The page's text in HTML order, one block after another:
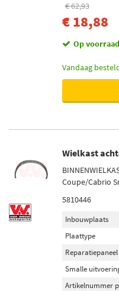
€ 62,93
€ 18,88
Op voorraad
Vandaag
Wielkast
Coupe/Cabrio
5810446
Inbouwplaats
Plaattype
Reparatiepaneel
Smalle
Artikelnummer